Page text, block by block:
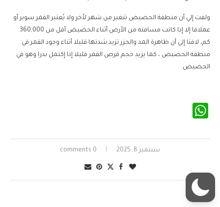
ولفت إلي أن منطقة الحضيض تتغير من شهر لأخر ولا يُعتبر القمر سوبر أو
عملاقا إلا إذا كانت مسافته من الأرض أثناء الحضيض أقل من 360,000
كم، لافتا إلي أن ظاهرة المد والجزر تزيد شدتها قليلا أثناء وجود القمر في
منطقة الحضيض ، كما يزيد حجم قرص القمر قليلا إذا إكتمل بدرا وهو في
الحضيض.
سبتمبر 8, 2025 0 comments